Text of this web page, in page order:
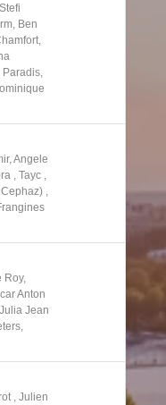
Ben
Paradis,
Angele
, Tayc ,
,
Roy,
Anton
Jean
, Julien